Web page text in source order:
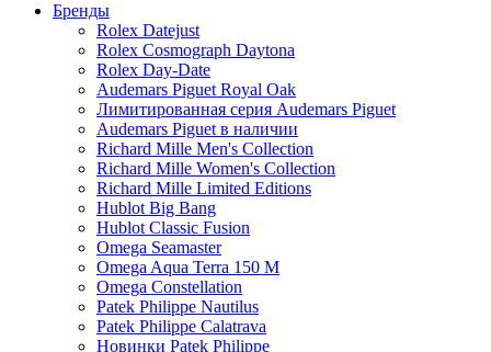
Бренды
Rolex Datejust
Rolex Cosmograph Daytona
Rolex Day-Date
Audemars Piguet Royal Oak
Лимитированная серия Audemars Piguet
Audemars Piguet в наличии
Richard Mille Men's Collection
Richard Mille Women's Collection
Richard Mille Limited Editions
Hublot Big Bang
Hublot Classic Fusion
Omega Seamaster
Omega Aqua Terra 150 M
Omega Constellation
Patek Philippe Nautilus
Patek Philippe Calatrava
Новинки Patek Philippe